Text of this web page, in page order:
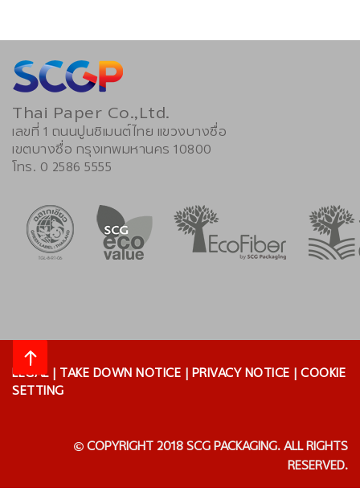
Thai Paper Co.,Ltd.
เลขที่ 1 ถนนปูนซิเมนต์ไทย แขวงบางซื่อ
เขตบางซื่อ กรุงเทพมหานคร 10800
โทร. 0 2586 5555
LEGAL| TAKE DOWN NOTICE | PRIVACY NOTICE | COOKIE
SETTING
COPYRIGHT 2018 SCG PACKAGING. ALL RIGHTS
RESERVED.